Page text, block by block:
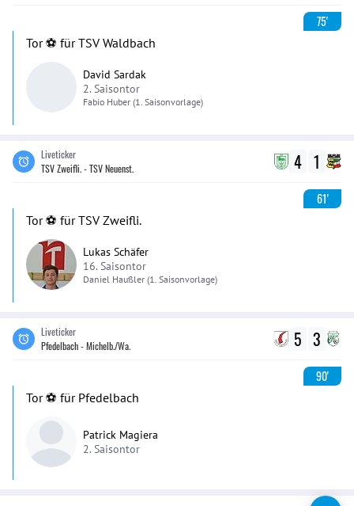
75'
Tor ⚽️ für TSV Waldbach
David Sardak
2. Saisontor
Fabio Huber (1. Saisonvorlage)
Liveticker
TSV Zweifli. - TSV Neuenst.
4 1
61'
Tor ⚽️ für TSV Zweifli.
Lukas Schäfer
16. Saisontor
Daniel Haußler (1. Saisonvorlage)
Liveticker
Pfedelbach - Michelb./Wa.
5 3
90'
Tor ⚽️ für Pfedelbach
Patrick Magiera
2. Saisontor